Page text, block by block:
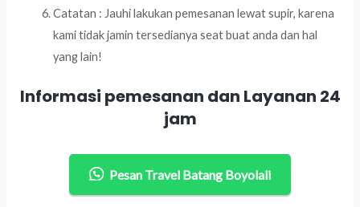
Catatan : Jauhi lakukan pemesanan lewat supir, karena
kami tidak jamin tersedianya seat buat anda dan hal
yang lain!
Informasi pemesanan dan Layanan 24
jam
Pesan Travel Batang Boyolali